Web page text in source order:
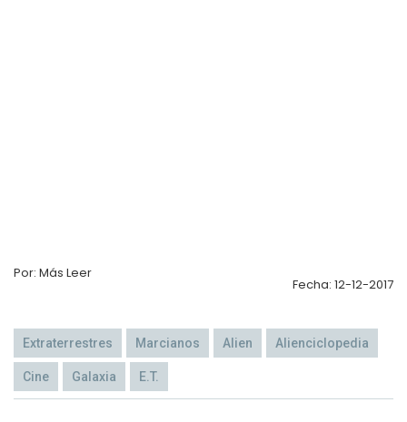
Por: Más Leer
Fecha: 12-12-2017
Extraterrestres Marcianos Alien Alienciclopedia
Cine Galaxia E.T.